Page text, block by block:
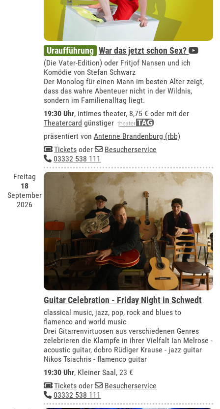
Uraufführung War das jetzt schon Sex?
(Die Vater-Edition) oder Fritjof Nansen und ich
Komödie von Stefan Schwarz
Der Monolog für einen Mann im besten Alter zeigt,
dass das wahre Abenteuer nicht in der Wildnis,
sondern im Familienalltag liegt.
19:30 Uhr, intimes theater, 8,75 € oder mit der
Theatercard günstiger
präsentiert vonAntenne Brandenburg (rbb)
Tickets oder
Besucherservice
03332 538 111
Freitag
18
September
2026
Guitar Celebration - Friday Night in Schwedt
classical music, jazz, pop, rock and blues to
flamenco and world music
Drei Gitarrenvirtuosen aus verschiedenen Genres
zelebrieren die Klampfe in ihrer Vielfalt Ian Melrose -
acoustic guitar, dobro Rüdiger Krause - jazz guitar
Nikos Tsiachris - flamenco guitar
19:30 Uhr, Kleiner Saal , 23 €
Tickets oder
Besucherservice
03332 538 111